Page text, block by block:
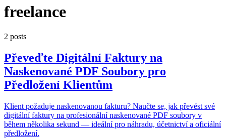
freelance
2 posts
Převeďte Digitální Faktury na
Naskenované PDF Soubory pro
Předložení Klientům
Klient požaduje naskenovanou fakturu? Naučte se, jak převést své
digitální faktury na profesionální naskenované PDF soubory v
během několika sekund — ideální pro náhradu, účetnictví a oficiální
předložení.